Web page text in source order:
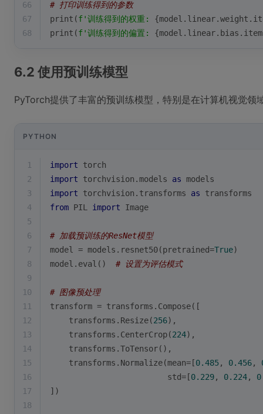
66
# 打印训练得到的参数
67
print (f'训练得到的权重:
68
print (f'训练得到的偏置:
6.2 使用预训练模型
PyTorch提供了丰富的预训练模型，特别是在计算机视觉领
PYTHON
1 import torch
2
import torchvision.models as models
3
import torchvision.transforms as transforms
4
from PIL import Image
5
6
# 加载预训练的ResNet模型
7
model = models.resnet50(pretrained=True)
8
model. eval () # 设置为评估模式
9
10
# 图像预处理
11
transform = transforms.Compose([
12
    transforms.Resize(
256),
13
    transforms.CenterCrop(
224),
14
    transforms.ToTensor(),
15
    transforms.Normalize(mean=[
0.485, 0.456,
16
                         std=[
0.229, 0.224,
17
])
18